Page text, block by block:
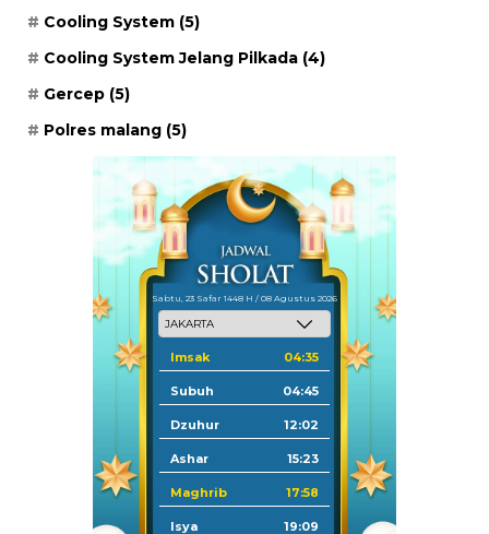
Cooling System (5)
Cooling System Jelang Pilkada (4)
Gercep (5)
Polres malang (5)
Sabtu, 23 Safar 1448 H / 08 Agustus 2026
Imsak 04:35
Subuh 04:45
Dzuhur 12:02
Ashar 15:23
Maghrib 17:58
Isya 19:09